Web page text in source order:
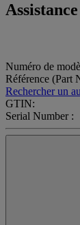
Numéro de
Référence (Part
Rechercher un
GTIN:
Serial Number :